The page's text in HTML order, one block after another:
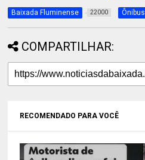
Baixada Fluminense 22000 Ônibus
COMPARTILHAR:
RECOMENDADO PARA VOCÊ